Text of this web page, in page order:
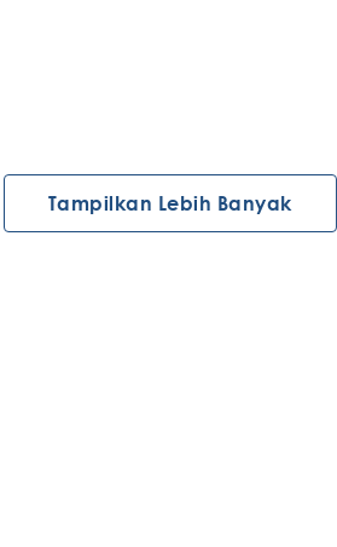
Tampilkan Lebih Banyak